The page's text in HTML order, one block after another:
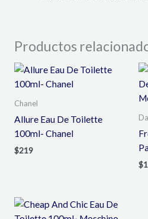
Productos
Chanel
Allure Eau De Toilette
100ml- Chanel
$219
$